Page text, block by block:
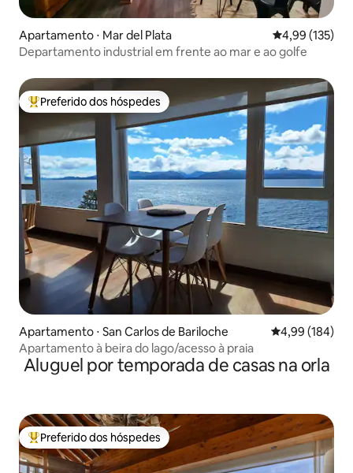
Apartamento ⋅ Mar del Plata 4,99 de uma
4,99 (135)
Departamento industrial em frente ao mar e ao golfe
Entre os melhores preferidos dos hóspedes
Preferido dos hóspedes
Apartamento ⋅ San Carlos de Bariloche 4,99 de uma
4,99 (184)
Apartamento à beira do lago/acesso à praia
Aluguel por temporada de casas na orla
Entre os melhores preferidos dos hóspedes
Preferido dos hóspedes